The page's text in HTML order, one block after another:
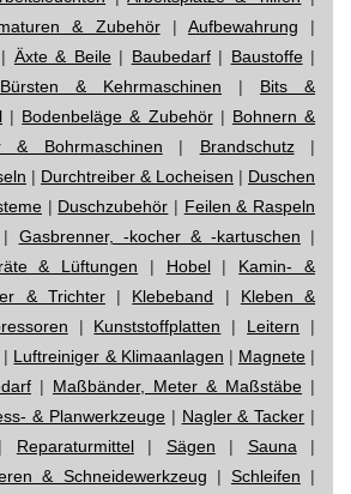
& Zubehör| Aufbewahrung |
| Äxte & Beile| Baubedarf| Baustoffe|
& Kehrmaschinen | Bits &
| Bodenbeläge & Zubehör| Bohnern &
& Bohrmaschinen | Brandschutz|
| Durchtreiber & Locheisen | Duschen
| Duschzubehör | Feilen & Raspeln
| Gasbrenner, -kocher & -kartuschen |
& Lüftungen | Hobel| Kamin- &
& Trichter| Klebeband | Kleben &
| Kunststoffplatten | Leitern |
| Luftreiniger & Klimaanlagen | Magnete|
| Maßbänder, Meter & Maßstäbe |
& Planwerkzeuge | Nagler & Tacker |
Reparaturmittel| Sägen | Sauna |
& Schneidewerkzeug | Schleifen |